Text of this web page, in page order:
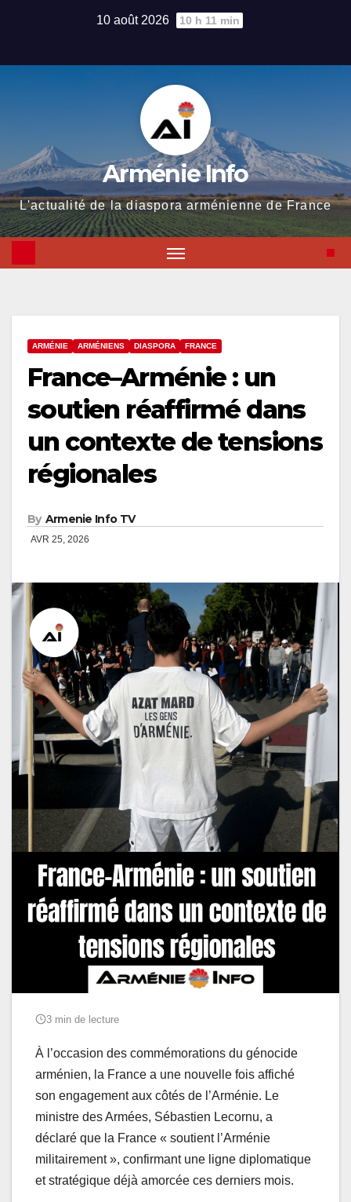
10 août 2026 10 h 11 min
Arménie Info
L'actualité de la diaspora arménienne de France
ARMÉNIE ARMÉNIENS DIASPORA FRANCE
France–Arménie : un
soutien réaffirmé dans
un contexte de tensions
régionales
By Armenie Info TV
AVR 25, 2026
3 min de lecture
À l’occasion des commémorations du génocide
arménien, la France a une nouvelle fois affiché
son engagement aux côtés de l’Arménie. Le
ministre des Armées, Sébastien Lecornu, a
déclaré que la France « soutient l’Arménie
militairement », confirmant une ligne diplomatique
et stratégique déjà amorcée ces derniers mois.